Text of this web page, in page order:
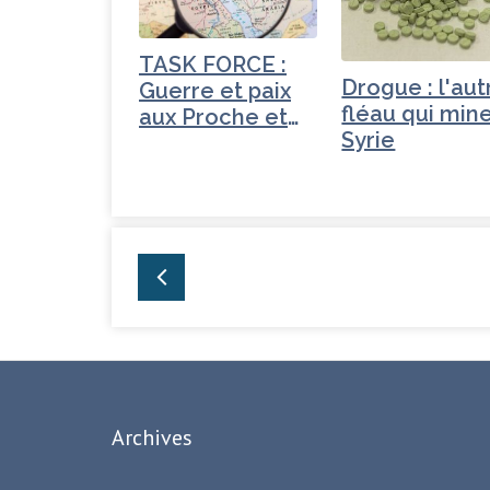
o
o
k
r
n r
TASK FORCE :
Guerre et paix
aux Proche et
Drogue :
fléau qui
Syrie
Archives